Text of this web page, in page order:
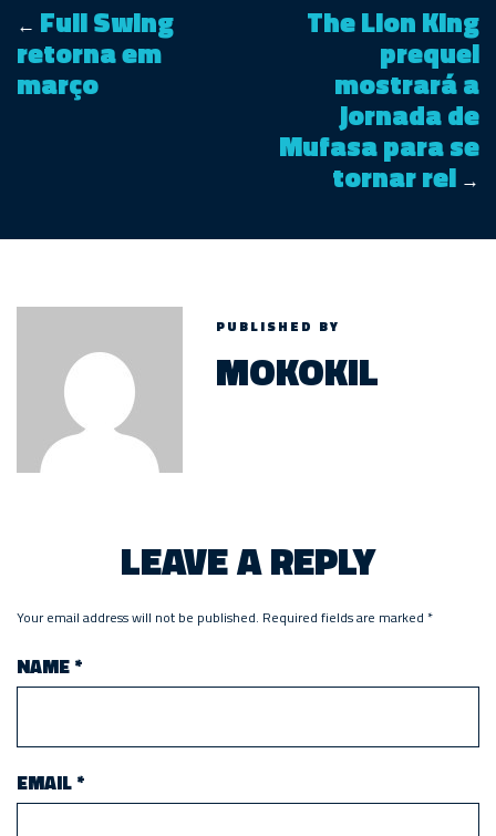
← Full Swing
retorna em
março
The Lion King
prequel
mostrará a
jornada de
Mufasa para se
tornar rei →
PUBLISHED BY
MOKOKIL
LEAVE A REPLY
Your email address will not be published. Required fields are marked *
NAME*
EMAIL*